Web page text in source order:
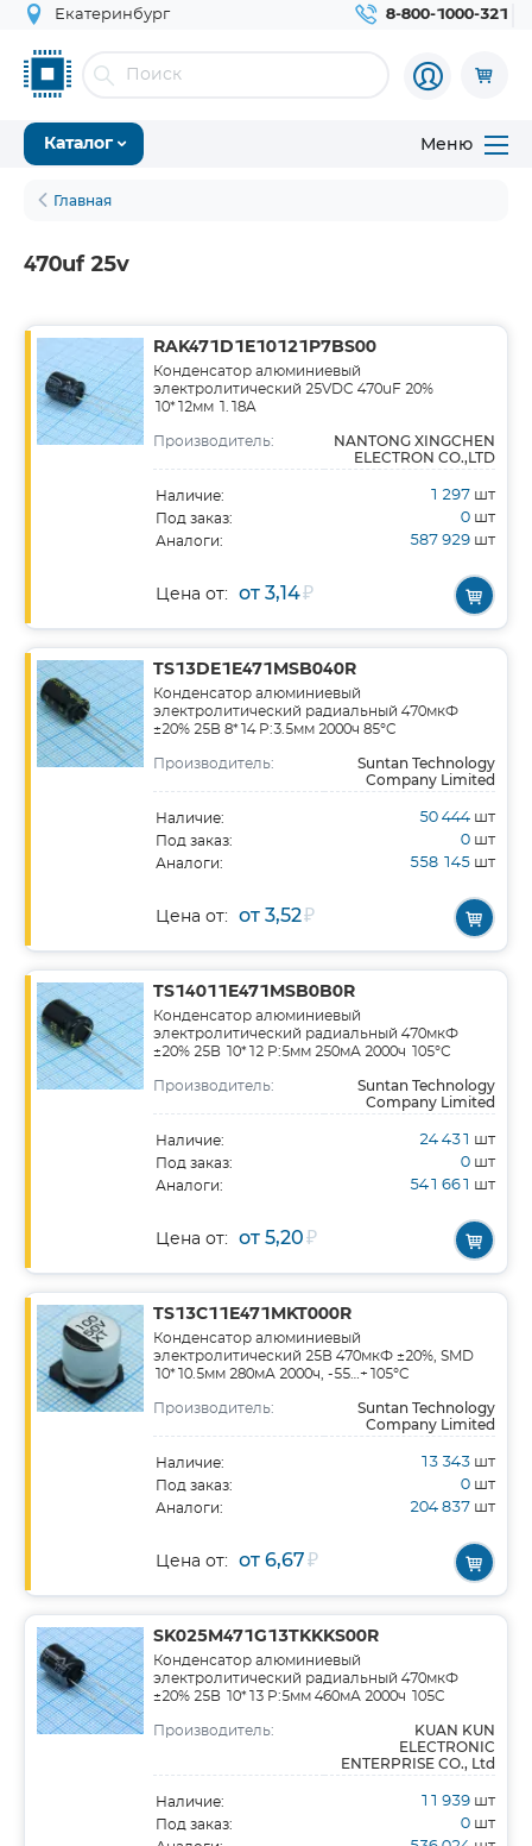
Екатеринбург 8-800-1000-321
Каталог Меню
Главная
470uf 25v
RAK471D1E10121P7BS00
Конденсатор алюминиевый
электролитический 25VDC 470uF 20%
10*12мм 1.18A
Производитель:
NANTONG XINGCHEN
ELECTRON CO.,LTD
Наличие: 1 297 шт
Под заказ: 0 шт
Аналоги: 587 929 шт
Цена от: от 3,14₽
TS13DE1E471MSB040R
Конденсатор алюминиевый
электролитический радиальный 470мкФ
±20% 25В 8*14 P:3.5мм 2000ч 85°C
Производитель:
Suntan Technology
Company Limited
Наличие: 50 444 шт
Под заказ: 0 шт
Аналоги: 558 145 шт
Цена от: от 3,52₽
TS14011E471MSB0B0R
Конденсатор алюминиевый
электролитический радиальный 470мкФ
±20% 25В 10*12 P:5мм 250мА 2000ч 105°С
Производитель:
Suntan Technology
Company Limited
Наличие: 24 431 шт
Под заказ: 0 шт
Аналоги: 541 661 шт
Цена от: от 5,20₽
TS13C11E471MKT000R
Конденсатор алюминиевый
электролитический 25В 470мкФ ±20%, SMD
10*10.5мм 280мА 2000ч, -55…+105°C
Производитель:
Suntan Technology
Company Limited
Наличие: 13 343 шт
Под заказ: 0 шт
Аналоги: 204 837 шт
Цена от: от 6,67₽
SK025M471G13TKKKS00R
Конденсатор алюминиевый
электролитический радиальный 470мкФ
±20% 25В 10*13 P:5мм 460мА 2000ч 105C
Производитель:
KUAN KUN
ELECTRONIC
ENTERPRISE CO., Ltd
Наличие: 11 939 шт
Под заказ: 0 шт